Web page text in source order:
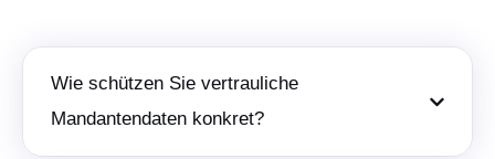
Wie schützen Sie vertrauliche
Mandantendaten konkret?